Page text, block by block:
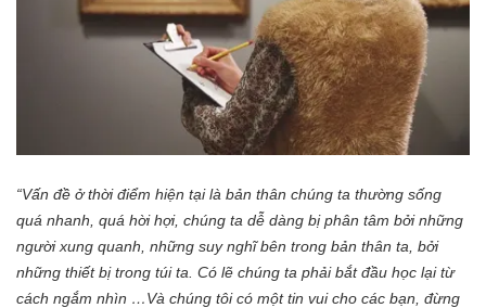
“Vấn đề ở thời điểm hiện tại là bản thân chúng ta thường sống
quá nhanh, quá hời hợi, chúng ta dễ dàng bị phân tâm bởi những
người xung quanh, những suy nghĩ bên trong bản thân ta, bởi
những thiết bị trong túi ta. Có lẽ chúng ta phải bắt đầu học lại từ
cách ngắm nhìn …Và chúng tôi có một tin vui cho các bạn, đừng